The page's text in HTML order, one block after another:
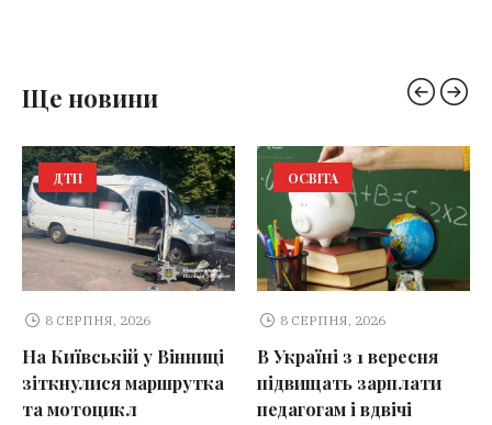
Ще новини
ДТП
8 СЕРПНЯ, 2026
На Київській у Вінниці
зіткнулися маршрутка
та мотоцикл
ОСВІТА
8 СЕРПНЯ, 2026
В Україні з 1 вересня
підвищать зарплати
педагогам і вдвічі